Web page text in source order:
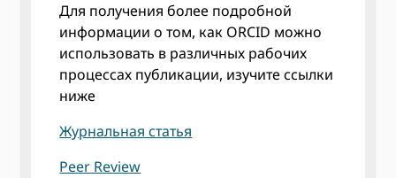
Для получения более подробной
информации о том, как ORCID можно
использовать в различных рабочих
процессах публикации, изучите ссылки
ниже
Журнальная статья
Peer Review